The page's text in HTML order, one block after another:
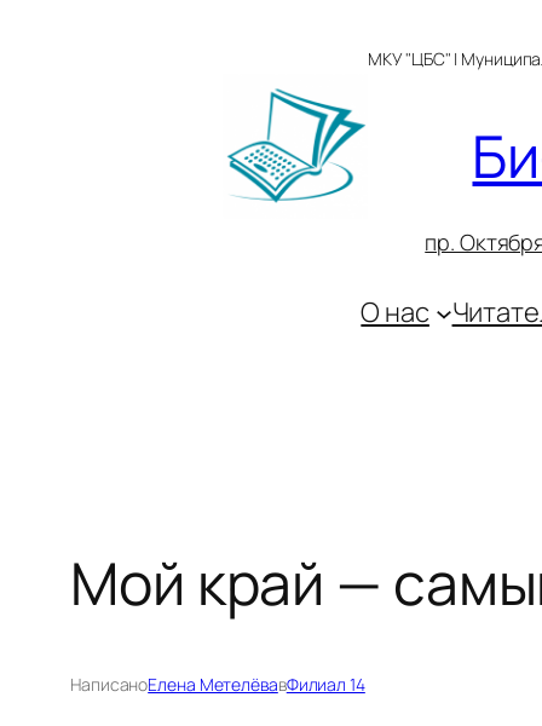
МКУ "ЦБС" |
пр.
О нас
Мой край —
НаписаноЕлена МетелёвавФилиал 14